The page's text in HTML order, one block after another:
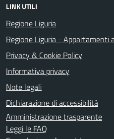
LINK UTILI
Regione Liguria
Regione Liguria - Appartamenti
Privacy & Cookie Policy
Informativa privacy
Note legali
Dichiarazione di accessibilità
Amministrazione trasparente
Leggi le FAQ